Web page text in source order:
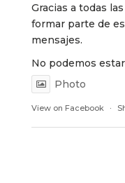
Gracias a todas
formar parte de
mensajes.
No podemos
Photo
View on Facebook ·